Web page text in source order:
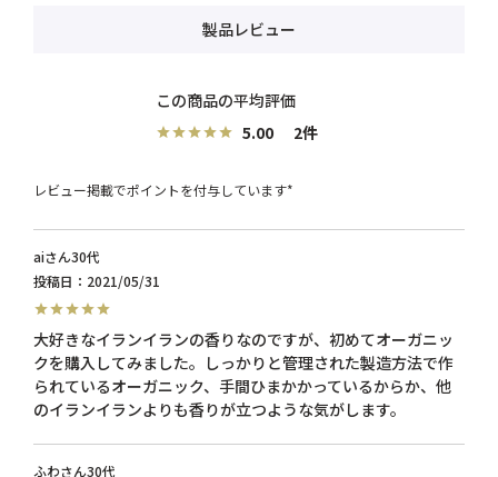
製品レビュー
5.00 2
レビュー掲載でポイントを付与しています*
ai
30代
投稿日
2021/05/31
大好きなイランイランの香りなのですが、初めてオーガニッ
クを購入してみました。しっかりと管理された製造方法で作
られているオーガニック、手間ひまかかっているからか、他
のイランイランよりも香りが立つような気がします。
ふわ 30代